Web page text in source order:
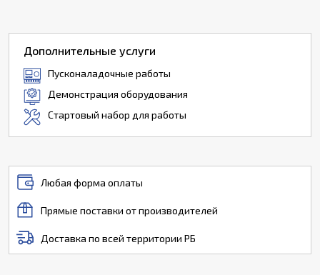
Дополнительные услуги
Пусконаладочные работы
Демонстрация оборудования
Стартовый набор для работы
Любая форма оплаты
Прямые поставки от производителей
Доставка по всей территории РБ